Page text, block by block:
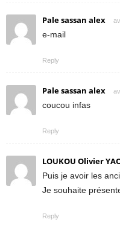
Pale sassan alex
e-mail
Reply
Pale sassan alex
coucou infas
Reply
LOUKOU Olivier
Puis je avoir les
Je souhaite
Reply